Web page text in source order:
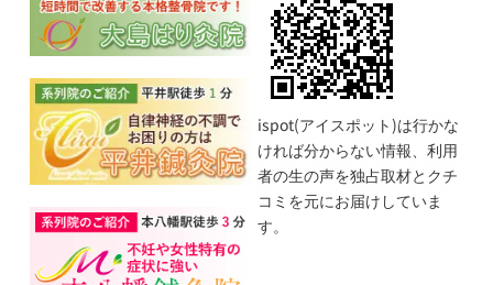
ispot(アイスポット)は行かな
ければ分からない情報、利用
者の生の声を独占取材とクチ
コミを元にお届けしていま
す。